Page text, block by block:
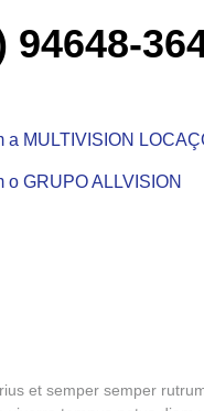
94648-
a MULTIVISION
o GRUPO ALLVISION
et semper semper